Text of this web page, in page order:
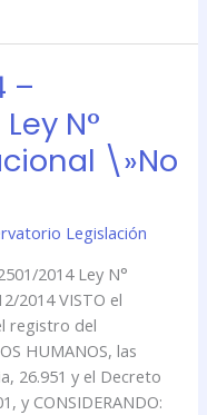
–
N°
\»No
Legislación
2014 Ley N°
2014 VISTO el
registro del
HUMANOS, las
26.951 y el Decreto
y CONSIDERANDO: